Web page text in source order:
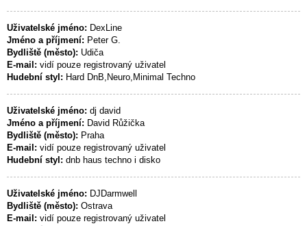
Uživatelské jméno: DexLine
Jméno a příjmení: Peter G.
Bydliště (město): Udiča
E-mail: vidí pouze registrovaný uživatel
Hudební styl: Hard DnB,Neuro,Minimal Techno
Uživatelské jméno: dj david
Jméno a příjmení: David Růžička
Bydliště (město): Praha
E-mail: vidí pouze registrovaný uživatel
Hudební styl: dnb haus techno i disko
Uživatelské jméno: DJDarmwell
Bydliště (město): Ostrava
E-mail: vidí pouze registrovaný uživatel